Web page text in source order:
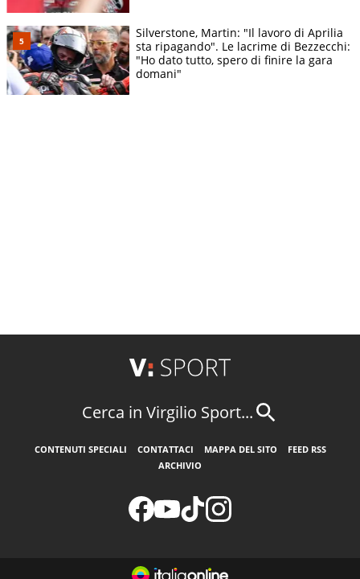
Silverstone, Martin: "Il lavoro di Aprilia
sta ripagando". Le lacrime di Bezzecchi:
"Ho dato tutto, spero di finire la gara
domani"
Cerca in Virgilio Sport...
CONTENUTI SPECIALI CONTATTACI MAPPA DEL SITO
FEED RSS
ARCHIVIO